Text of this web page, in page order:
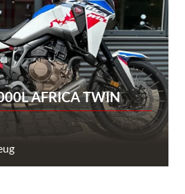
AFRICA TWIN